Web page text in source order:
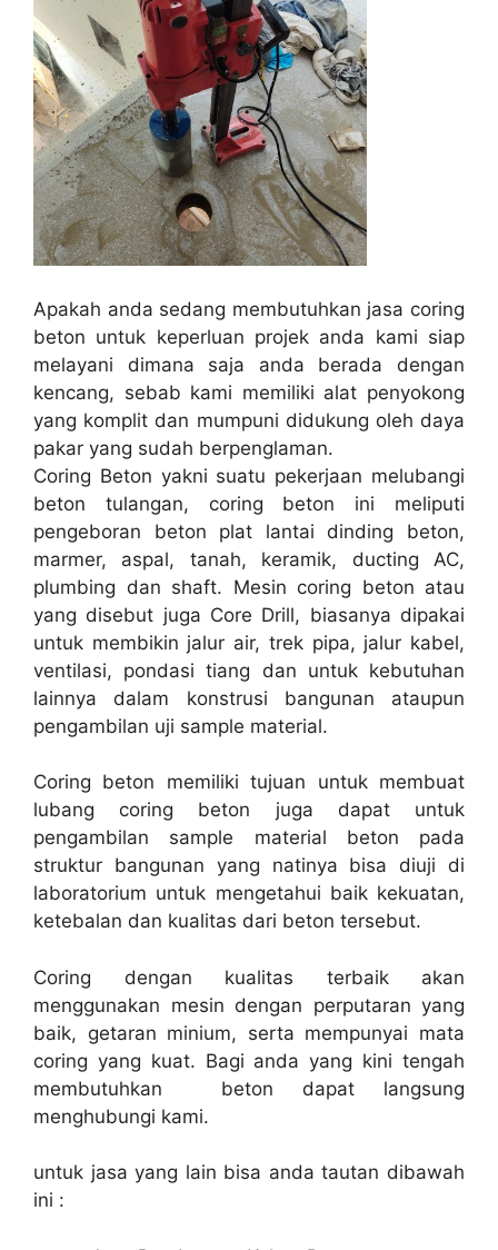
Apakah anda sedang membutuhkan jasa coring
beton untuk keperluan projek anda kami siap
melayani dimana saja anda berada dengan
kencang, sebab kami memiliki alat penyokong
yang komplit dan mumpuni didukung oleh daya
pakar yang sudah berpenglaman.
Coring Beton yakni suatu pekerjaan melubangi
beton tulangan, coring beton ini meliputi
pengeboran beton plat lantai dinding beton,
marmer, aspal, tanah, keramik, ducting AC,
plumbing dan shaft. Mesin coring beton atau
yang disebut juga Core Drill, biasanya dipakai
untuk membikin jalur air, trek pipa, jalur kabel,
ventilasi, pondasi tiang dan untuk kebutuhan
lainnya dalam konstrusi bangunan ataupun
pengambilan uji sample material.
Coring beton memiliki tujuan untuk membuat
lubang coring beton juga dapat untuk
pengambilan sample material beton pada
struktur bangunan yang natinya bisa diuji di
laboratorium untuk mengetahui baik kekuatan,
ketebalan dan kualitas dari beton tersebut.
Coring dengan kualitas terbaik akan
menggunakan mesin dengan perputaran yang
baik, getaran minium, serta mempunyai mata
coring yang kuat. Bagi anda yang kini tengah
membutuhkan beton dapat langsung
menghubungi kami.
untuk jasa yang lain bisa anda tautan dibawah
ini :